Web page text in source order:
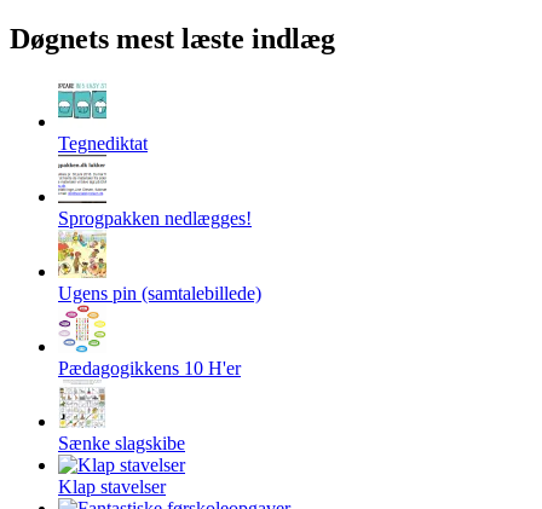
Døgnets mest læste indlæg
Tegnediktat
Sprogpakken nedlægges!
Ugens pin (samtalebillede)
Pædagogikkens 10 H'er
Sænke slagskibe
Klap stavelser